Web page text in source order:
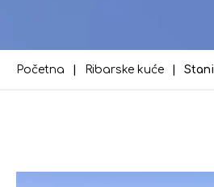
Početna Ribarske kuće Stani